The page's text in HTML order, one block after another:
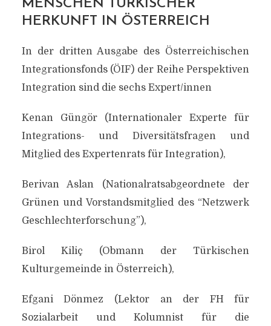
MENSCHEN TÜRKISCHER
HERKUNFT IN ÖSTERREICH
In der dritten Ausgabe des Österreichischen
Integrationsfonds (ÖIF) der Reihe Perspektiven
Integration sind die sechs Expert/innen
Kenan Güngör (Internationaler Experte für
Integrations- und Diversitätsfragen und
Mitglied des Expertenrats für Integration),
Berivan Aslan (Nationalratsabgeordnete der
Grünen und Vorstandsmitglied des “Netzwerk
Geschlechterforschung”),
Birol Kiliç (Obmann der Türkischen
Kulturgemeinde in Österreich),
Efgani Dönmez (Lektor an der FH für
Sozialarbeit und Kolumnist für die